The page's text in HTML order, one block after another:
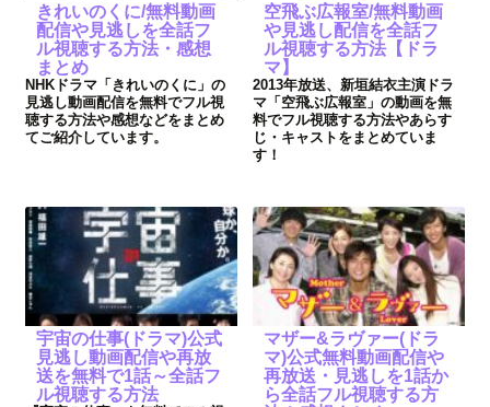
きれいのくに/無料動画
配信や見逃しを全話フ
ル視聴する方法・感想
まとめ
NHKドラマ「きれいのくに」の
見逃し動画配信を無料でフル視
聴する方法や感想などをまとめ
てご紹介しています。
空飛ぶ広報室/無料動画
や見逃し配信を全話フ
ル視聴する方法【ドラ
マ】
2013年放送、新垣結衣主演ドラ
マ「空飛ぶ広報室」の動画を無
料でフル視聴する方法やあらす
じ・キャストをまとめていま
す！
宇宙の仕事(ドラマ)公式
見逃し動画配信や再放
送を無料で1話～全話フ
ル視聴する方法
マザー&ラヴァー(ドラ
マ)公式無料動画配信や
再放送・見逃しを1話か
ら全話フル視聴する方